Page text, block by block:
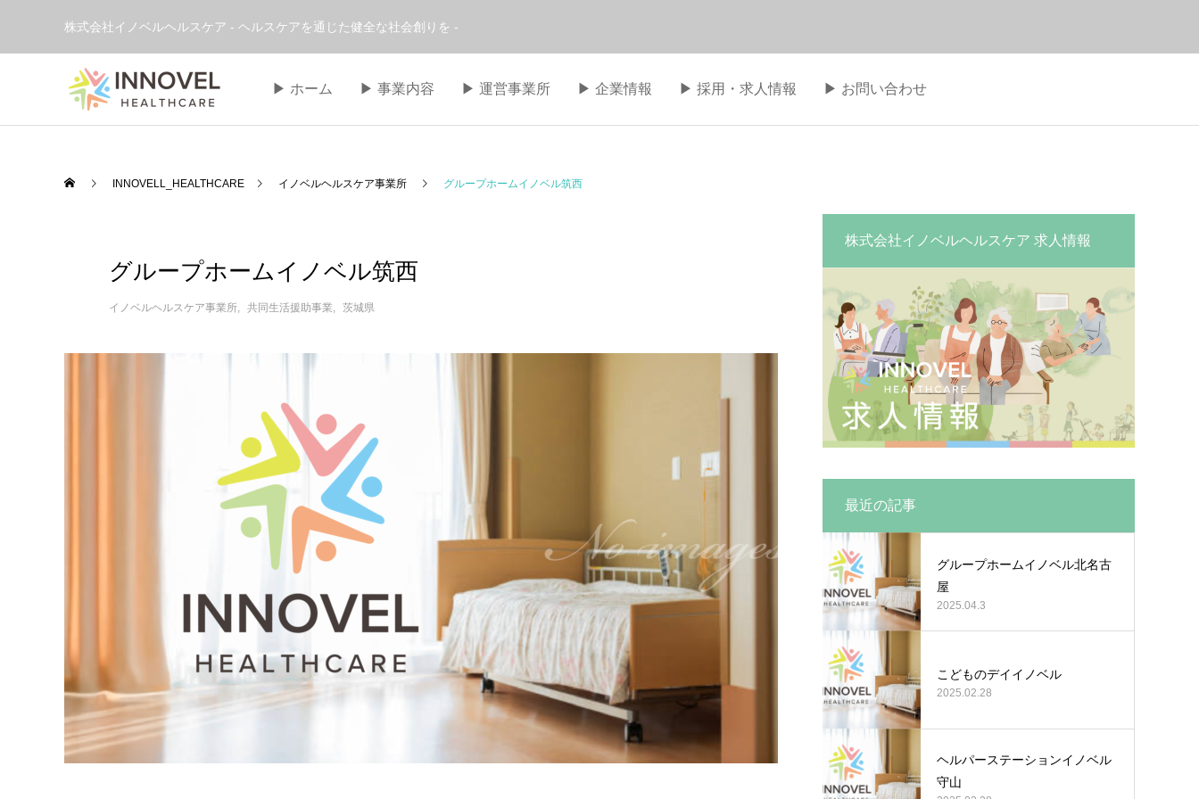
株式会社イノベルヘルスケア - ヘルスケアを通じた健全な社会創りを -
▶︎ ホーム ▶︎ 事業内容 ▶︎ 運営事業所 ▶︎ 企業情報 ▶︎ 採用・求人情報 ▶︎ お問い合わせ
INNOVELL_HEALTHCARE イノベルヘルスケア事業所 グループホームイノベル筑西
グループホームイノベル筑西
イノベルヘルスケア事業所 共同生活援助事業 茨城県
株式会社イノベルヘルスケア 求人情報
最近の記事
グループホームイノベル北名古
屋
2025.04.3
こどものデイイノベル
2025.02.28
ヘルパーステーションイノベル
守山